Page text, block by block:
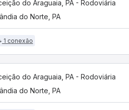
do Araguaia, PA - Rodoviária
do Norte, PA
1 conexão
do Araguaia, PA - Rodoviária
do Norte, PA